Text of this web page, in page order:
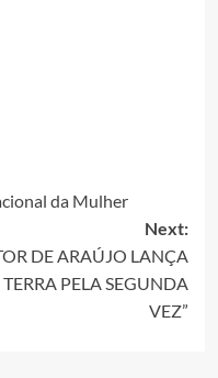
da Mulher
Next:
DE ARAÚJO LANÇA
PELA SEGUNDA
VEZ”